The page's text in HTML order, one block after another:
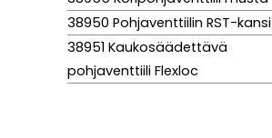
38950 Pohjaventtiilin RST-kansi
38951 Kaukosäädettävä
pohjaventtiili Flexloc